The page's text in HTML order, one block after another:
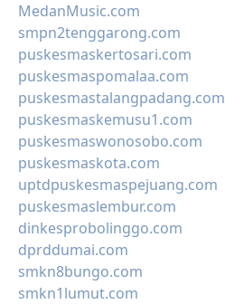
MedanMusic.com
smpn2tenggarong.com
puskesmaskertosari.com
puskesmaspomalaa.com
puskesmastalangpadang.com
puskesmaskemusu1.com
puskesmaswonosobo.com
puskesmaskota.com
uptdpuskesmaspejuang.com
puskesmaslembur.com
dinkesprobolinggo.com
dprddumai.com
smkn8bungo.com
smkn1lumut.com